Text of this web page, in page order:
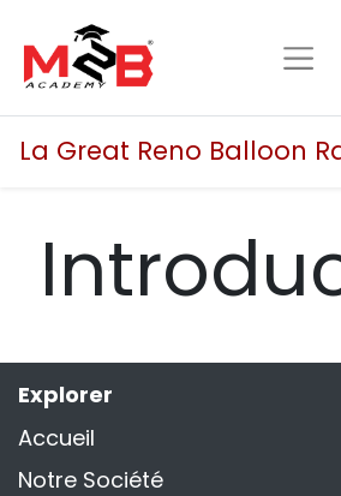
La Great Reno Balloon
Explorer
Accueil
Notre Société